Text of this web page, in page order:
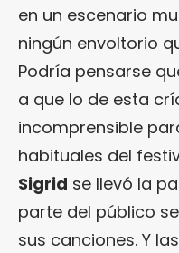
en un escenario
ningún envoltorio
Podría pensarse
a que lo de esta
incomprensible
habituales del
Sigrid se llevó la
parte del público
sus canciones. Y